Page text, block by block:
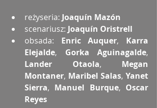
reżyseria: Joaquín Mazón
scenariusz: Joaquín Oristrell
obsada: Enric Auquer, Karra
Elejalde, Gorka Aguinagalde
Lander Otaola, Megan
Montaner, Maribel Salas, Yanet
Sierra, Manuel Burque, Oscar
Reyes